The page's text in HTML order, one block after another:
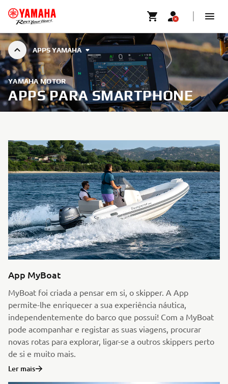
APPS YAMAHA
YAMAHA MOTOR
APPS PARA SMARTPHONE
App MyBoat
MyBoat foi criada a pensar em si, o skipper. A App
permite-lhe enriquecer a sua experiência náutica,
independentemente do barco que possui! Com a MyBoat
pode acompanhar e registar as suas viagens, procurar
novas rotas para explorar, ligar-se a outros skippers perto
de si e muito mais.
Ler mais